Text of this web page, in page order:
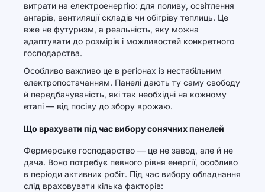
витрати на електроенергію: для поливу, освітлення
ангарів, вентиляції складів чи обігріву теплиць. Це
вже не футуризм, а реальність, яку можна
адаптувати до розмірів і можливостей конкретного
господарства.
Особливо важливо це в регіонах із нестабільним
електропостачанням. Панелі дають ту саму свободу
й передбачуваність, які так необхідні на кожному
етапі — від посіву до збору врожаю.
Що врахувати під час вибору сонячних панелей
Фермерське господарство — це не завод, але й не
дача. Воно потребує певного рівня енергії, особливо
в періоди активних робіт. Під час вибору обладнання
слід враховувати кілька факторів: